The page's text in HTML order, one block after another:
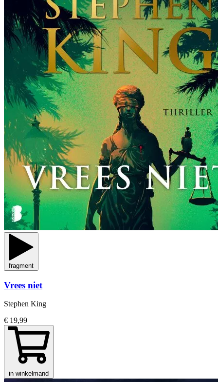
fragment
Vrees niet
Stephen King
€ 19,99
in winkelmand